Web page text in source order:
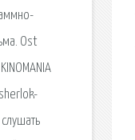
Ost